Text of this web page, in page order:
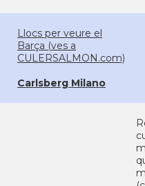
Llocs per veure el
Barça (ves a
CULERSALMON.com)
Carlsberg Milano